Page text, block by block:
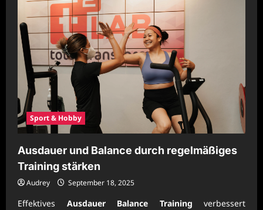
Sport & Hobby
Ausdauer und Balance durch regelmäßiges
Training stärken
Audrey September 18, 2025
Effektives Ausdauer Balance Training verbessert